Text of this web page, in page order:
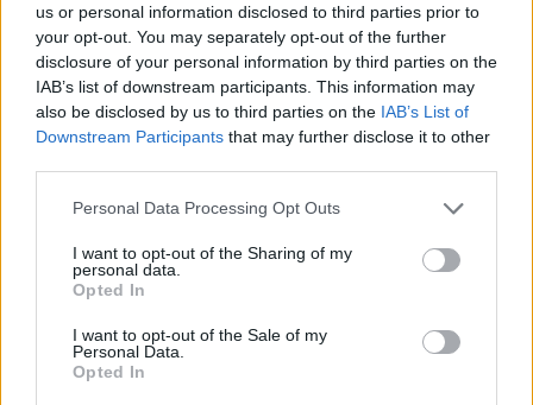
us or personal information disclosed to third parties prior to
your opt-out. You may separately opt-out of the further
disclosure of your personal information by third parties on the
IAB’s list of downstream participants. This information may
also be disclosed by us to third parties on the IAB’s List of
Downstream Participants that may further disclose it to other
Personal Data Processing Opt Outs
I want to opt-out of the Sharing of my
personal data.
Opted In
I want to opt-out of the Sale of my
Personal Data.
Opted In
vívmányai azóta sok területen szinte teljesen
átformálták az életünket, gondolkodásunkat,
korábban soha nem tapasztalt lehetőségeket
nyitva egy fenntarthatóbb, egészségesebb,
emberibb jövő felé.
szervezésű félnapos konferenciája a kintlévőség-kezelés
egyik fontos hazai szakmai eseménye, amelyet immár 11.
éve rendezünk meg. Idén szeptemberben kiemelt figyelmet
fordítunk azokra a témákra, amelyek jelenleg leginkább
formálják a szakmát: a változó gazdaságpolitikai
környezet hatásaira, az új szabályozási...